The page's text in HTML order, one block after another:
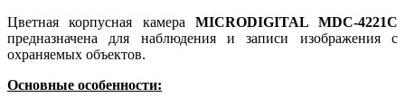
Цветная корпусная камера MICRODIGITAL MDC-4221C
предназначена для наблюдения и записи изображения с
охраняемых объектов.
Основные особенности: